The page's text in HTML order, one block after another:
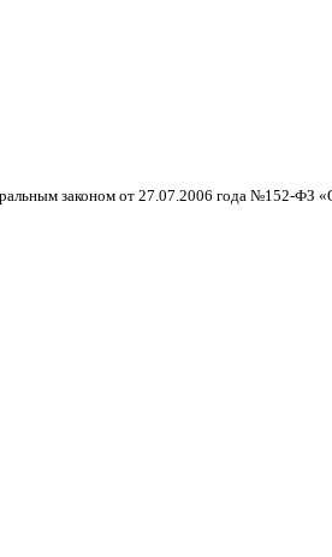
законом от 27.07.2006 года №152-ФЗ